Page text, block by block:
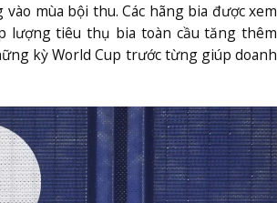
mùa bội thu. Các hãng bia được xem
lượng tiêu thụ bia toàn cầu tăng thêm
kỳ World Cup trước từng giúp doanh